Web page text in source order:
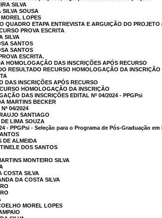
SILVA
SOUSA
LOPES
QUADRO ETAPA ENTREVISTA E ARGUIÇÃO DO
PROVA ESCRITA
SILVA
SANTOS
SANTOS
ESCRITA.
HOMOLOGAÇÃO DAS INSCRIÇÕES APÓS RECURSO
RESULTADO RECURSO HOMOLOGAÇÃO DA INSCRIÇÃO
DAS INSCRIÇÕES APÓS RECURSO
HOMOLOGAÇÃO DA INSCRIÇÃO
DAS INSCRIÇÕES EDITAL Nº 04/2024 - PPGPsi
MARTINS BECKER
04/2024
SANTIAGO
LIMA SOUZA
- PPGPsi - Seleção para o Programa de Pós-Graduação
DE ALMEIDA
DOS SANTOS
MONTEIRO SILVA
COSTA SILVA
DA COSTA SILVA
MOREL LOPES